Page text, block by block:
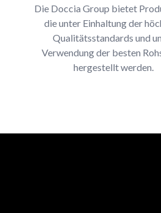
Die Doccia Group bietet
die unter Einhaltung der
Qualitätsstandards und
Verwendung der besten
hergestellt werden.